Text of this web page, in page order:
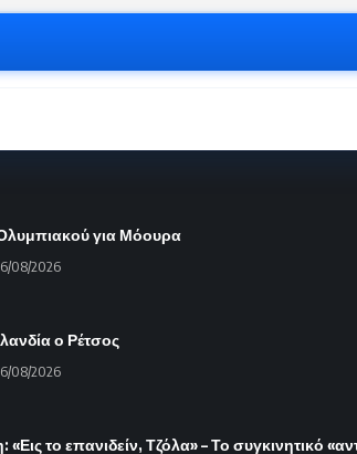
για Μόουρα
08/2026
ο Ρέτσος
08/2026
«Εις το επανιδείν, Τζόλα» – Το συγκινητικό